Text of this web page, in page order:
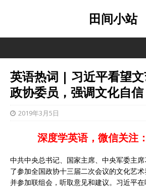
田间小站
英语热词 | 习近平看望
政协委员，强调文化自信
2019年3月5日
深度学英语，微信关注
中共中央总书记、国家主席、中央军委主
了参加全国政协十三届二次会议的文化艺术
并参加联组会，听取意见和建议。习近平